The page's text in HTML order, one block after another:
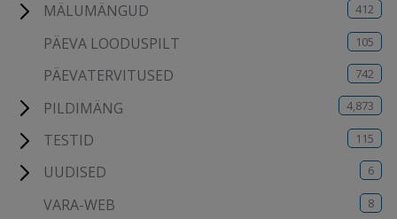
MÄLUMÄNGUD 412
PÄEVA LOODUSPILT 105
PÄEVATERVITUSED 742
PILDIMÄNG 4,873
TESTID 115
UUDISED 6
VARA-WEB 8